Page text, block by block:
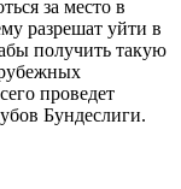
за место в
разрешат уйти в
получить такую
проведет
Бундеслиги.